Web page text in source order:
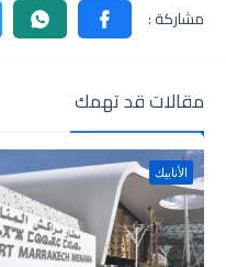
مقالات قد تهمك
الأنابيك